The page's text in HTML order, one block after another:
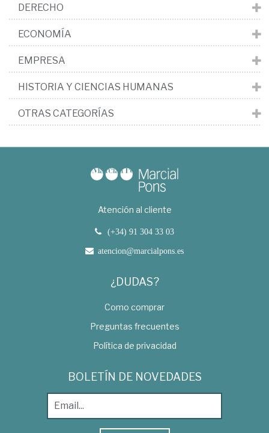
DERECHO
ECONOMÍA
EMPRESA
HISTORIA Y CIENCIAS HUMANAS
OTRAS CATEGORÍAS
Atención al cliente
(+34) 91 304 33 03
atencion@marcialpons.es
¿DUDAS?
Como comprar
Preguntas frecuentes
Política de privacidad
BOLETÍN DE NOVEDADES